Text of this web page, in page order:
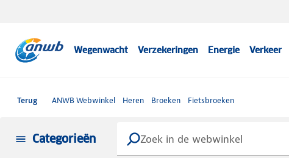
Wegenwacht Verzekeringen Energie Verkeer
Terug ANWB Webwinkel Heren Broeken Fietsbroeken
Categorieën